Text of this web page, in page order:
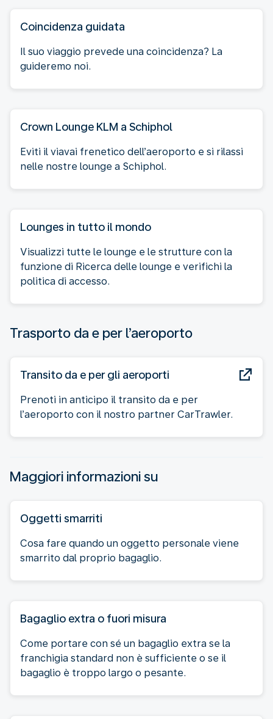
Coincidenza guidata
Il suo viaggio prevede una coincidenza? La
guideremo noi.
Crown Lounge KLM a Schiphol
Eviti il viavai frenetico dell’aeroporto e si rilassi
nelle nostre lounge a Schiphol.
Lounges in tutto il mondo
Visualizzi tutte le lounge e le strutture con la
funzione di Ricerca delle lounge e verifichi la
politica di accesso.
Trasporto da e per l’aeroporto
Transito da e per gli aeroporti
Prenoti in anticipo il transito da e per
l’aeroporto con il nostro partner CarTrawler.
Maggiori informazioni su
Oggetti smarriti
Cosa fare quando un oggetto personale viene
smarrito dal proprio bagaglio.
Bagaglio extra o fuori misura
Come portare con sé un bagaglio extra se la
franchigia standard non è sufficiente o se il
bagaglio è troppo largo o pesante.